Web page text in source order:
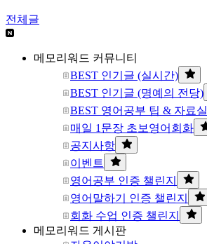
전체글
메모리워드 커뮤니티
BEST 인기글 (실시간)
BEST 인기글 (명예의 전당)
BEST 영어공부 팁 & 자료실
매일 1문장 초보영어회화
공지사항
이벤트
영어공부 인증 챌린지
영어말하기 인증 챌린지
회화 수업 인증 챌린지
메모리워드 게시판